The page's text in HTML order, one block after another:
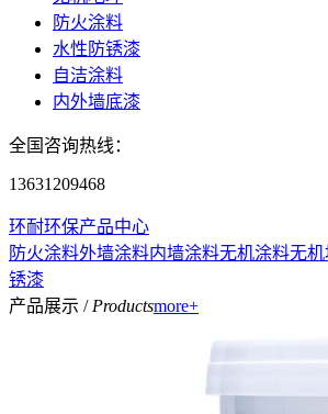
防火涂料
水性防锈漆
自洁涂料
内外墙底漆
全国咨询热线：
13631209468
环耐环保产品中心
防火涂料外墙涂料内墙涂料无机涂料无
锈漆
产品展示 / Productsmore+